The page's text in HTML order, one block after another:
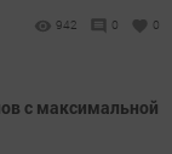
942 0 0
с максимальной